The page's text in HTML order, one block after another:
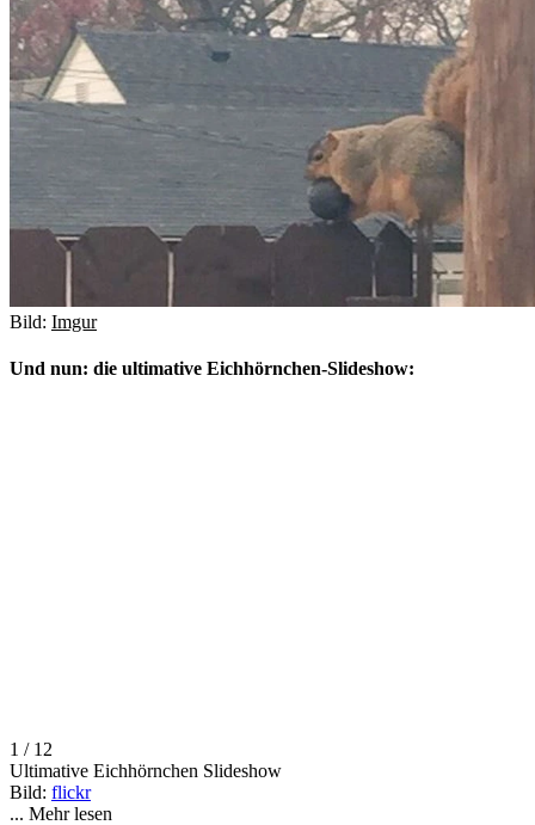
Bild: Imgur
Und nun: die ultimative Eichhörnchen-Slideshow:
1 / 12
Ultimative Eichhörnchen Slideshow
Bild: flickr
... Mehr lesen